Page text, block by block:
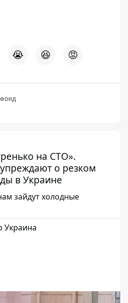
😭 😆 😡
на СТО».
о резком
в Украине
зайдут холодные
Украина